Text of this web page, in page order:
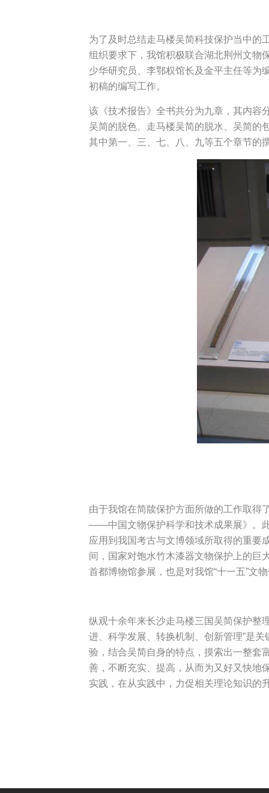
为了及时总结走马楼吴简科技保护当中的
组织要求下，我馆积极联合湖北荆州文物
少华研究员、李鄂权馆长及金平主任等为
初稿的编写工作。
该《技术报告》全书共分为九章，其内容
吴简的脱色、走马楼吴简的脱水、吴简的
其中第一、三、七、八、九等五个章节的
由于我馆在简牍保护方面所做的工作取得
——中国文物保护科学和技术成果展》。
应用到我国考古与文博领域所取得的重要
间，国家对饱水竹木漆器文物保护上的巨
首都博物馆参展，也是对我馆“十一五”文
纵观十余年来长沙走马楼三国吴简保护整
进、科学发展、转换机制、创新管理”是
验，结合吴简自身的特点，摸索出一整套
善，不断充实、提高，从而为又好又快地
实践，在从实践中，力促相关理论知识的